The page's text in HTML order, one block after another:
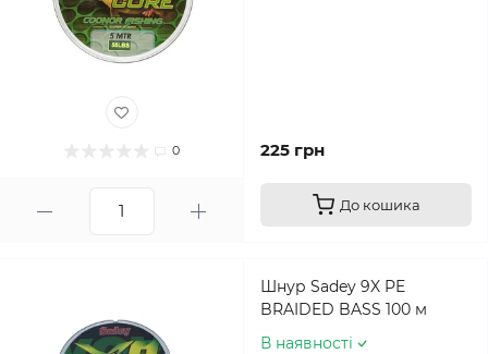
0 225 грн
До кошика
Шнур Sadey 9X PE
BRAIDED BASS 100 м
В наявності